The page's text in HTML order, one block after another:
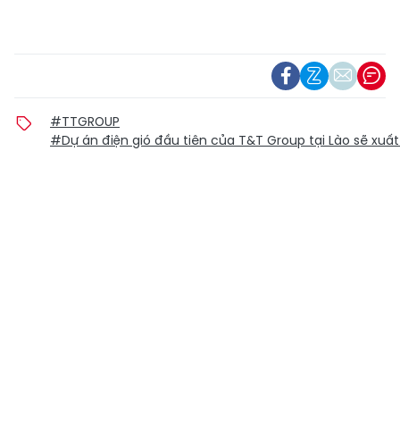
#TTGROUP
#Dự án điện gió đầu tiên của T&T Group tại Lào sẽ